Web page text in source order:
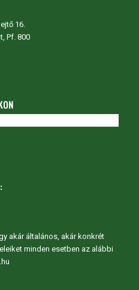
16.
Pf. 800
akár általános, akár konkrét
minden esetben az alábbi